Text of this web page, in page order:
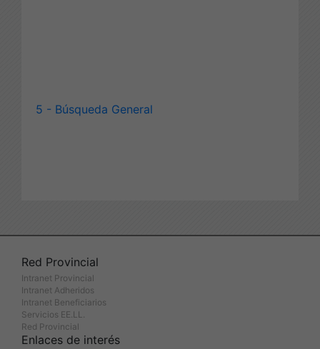
5 - Búsqueda General
Red Provincial
Intranet Provincial
Intranet Adheridos
Intranet Beneficiarios
Servicios EE.LL.
Red Provincial
Enlaces de interés